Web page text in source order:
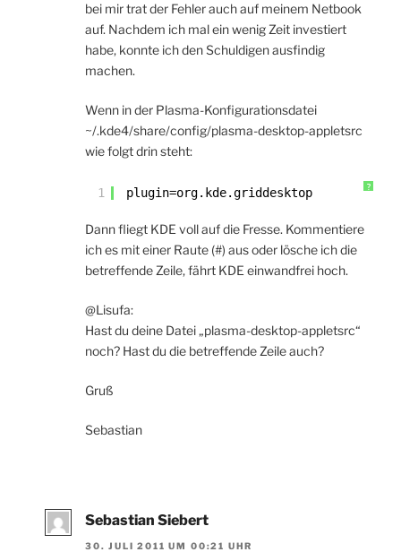
bei mir trat der Fehler auch auf meinem Netbook
auf. Nachdem ich mal ein wenig Zeit investiert
habe, konnte ich den Schuldigen ausfindig
machen.
Wenn in der Plasma-Konfigurationsdatei
~/.kde4/share/config/plasma-desktop-appletsrc
wie folgt drin steht:
?
1 plugin=org.kde.griddesktop
Dann fliegt KDE voll auf die Fresse. Kommentiere
ich es mit einer Raute (#) aus oder lösche ich die
betreffende Zeile, fährt KDE einwandfrei hoch.
@Lisufa:
Hast du deine Datei „plasma-desktop-appletsrc“
noch? Hast du die betreffende Zeile auch?
Gruß
Sebastian
Sebastian Siebert
30. JULI 2011 UM 00:21 UHR